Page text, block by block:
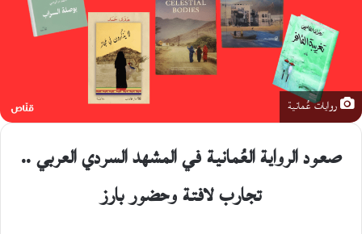
روايات عُمانية
صعود الرواية العُمانية في المشهد السردي العربي ..
تجارب لافتة وحضور بارز